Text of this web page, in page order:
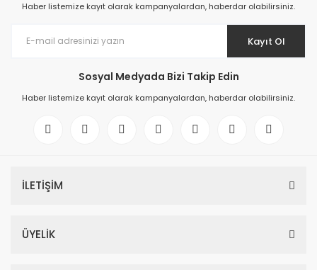
Haber listemize kayıt olarak kampanyalardan, haberdar olabilirsiniz.
Kayıt Ol
Sosyal Medyada Bizi Takip Edin
Haber listemize kayıt olarak kampanyalardan, haberdar olabilirsiniz.
İLETİŞİM
ÜYELİK